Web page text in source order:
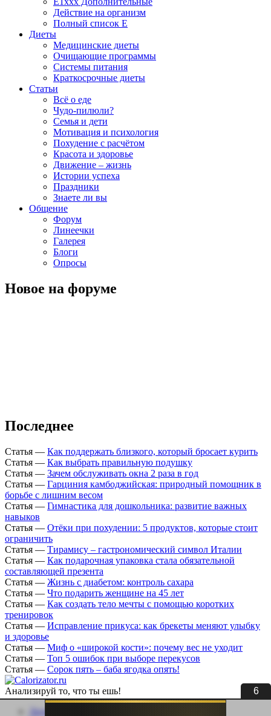
6
Действие на организм
Полный список E
Диеты
Медицинские диеты
Очищающие программы
Системы питания
Краткосрочные диеты
Статьи
Всё о еде
Чудо-пилюли?
Семья и дети
Мотивация и психология
Похудение с расчётом
Красота и здоровье
Движение – жизнь
Истории успеха
Праздники
Знаете ли вы
Общение
Форум
Линеечки
Галерея
Блоги
Опросы
Новое на форуме
Последнее
Статья — Как поддержать близкого, который бросает курить
Статья — Как выбрать правильную подушку
Статья — Зачем обслуживать окна 2 раза в год
Статья — Гарциния камбоджийская: природный помощник в
борьбе с лишним весом
Статья — Гимнастика для дошкольника: развитие важных
навыков
Статья — Отёки при похудении: 5 продуктов, которые стоит
ограничить
Статья — Тирамису – гастрономический символ Италии
Статья — Как подарочная упаковка стала обязательной
составляющей презента
Статья — Жизнь с диабетом: контроль сахара
Статья — Что подарить женщине на 45 лет
Статья — Как создать тело мечты с помощью коротких
тренировок
Статья — Исправление прикуса: как брекеты меняют улыбку
и здоровье
Статья — Миф о «широкой кости»: почему вес не уходит
Статья — Топ 5 ошибок при выборе перекусов
Статья — Сорок пять – баба ягодка опять!
Анализируй то, что ты ешь!
Личный кабинет